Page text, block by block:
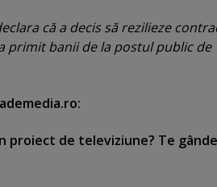
căa decis să rezilieze
primit banii de la postul public de
proiect de televiziune? Te